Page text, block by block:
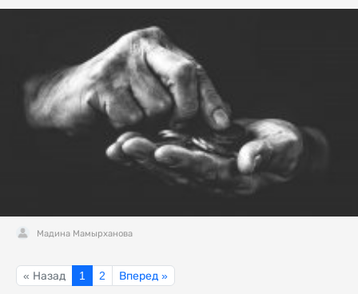
Мадина Мамырханова
« Назад 1 2 Вперед »